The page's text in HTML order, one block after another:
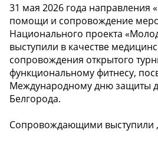
31 мая 2026 года направления
помощи и сопровождение
Национального проекта
выступили в качестве
сопровождения открытого
функциональному фитнесу,
Международному дню защиты
Белгорода.
Сопровождающими выступили ,